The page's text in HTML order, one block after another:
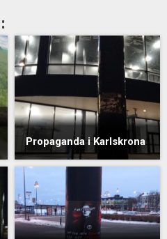
Propaganda i Karlskrona